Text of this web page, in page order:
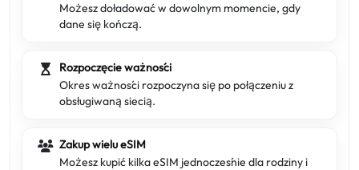
Możesz doładować w dowolnym momencie, gdy
dane się kończą.
Rozpoczęcie ważności
Okres ważności rozpoczyna się po połączeniu z
obsługiwaną siecią.
Zakup wielu eSIM
Możesz kupić kilka eSIM jednocześnie dla rodziny i